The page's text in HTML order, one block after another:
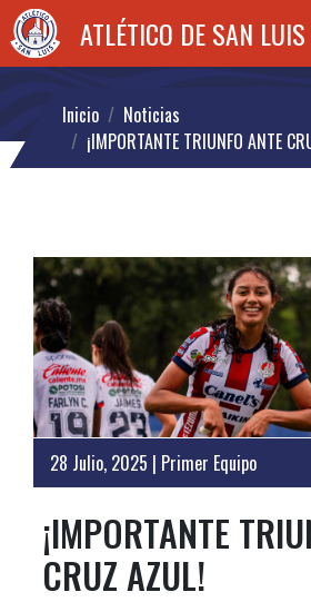
ATLÉTICO DE SAN LUIS
Inicio
Noticias
¡IMPORTANTE TRIUNFO ANTE
28 Julio, 2025 | Primer Equipo
¡IMPORTANTE
CRUZ AZUL!